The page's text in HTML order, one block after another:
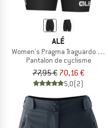
ALÉ
Women's Pragma Traguardo 2.0
Pantalon de cyclisme
77,95 € 70,16 €
5,0(2)